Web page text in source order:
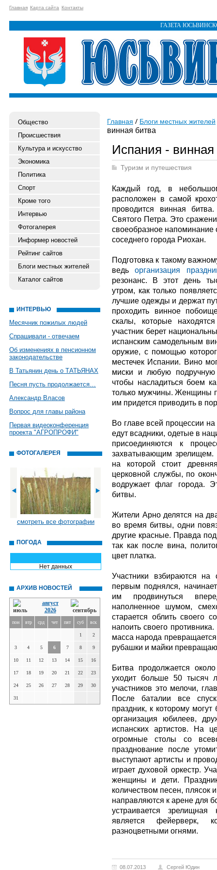
Главная Карта сайта Контакты
ГАЗЕТА
Общество
Происшествия
Культура и искусство
Экономика
Политика
Спорт
Кроме того
Интервью
Фотогалерея
Информер новостей
Рейтинг сайтов
Блоги местных жителей
Каталог сайтов
ИНТЕРВЬЮ
Месячник пожилых людей
Спрашивали - отвечаем
Об изменениях в пенсионном
законодательстве
В Татьянин день о ТАТЬЯНАХ
Песня пусть продолжается…
Александр Власов
Вопрос для главы района
Первая видеоконференция
проекта "АГРОПРОФИ"
ФОТОГАЛЕРЕЯ
смотреть все фотографии
ПОГОДА
Нет данных
АРХИВ НОВОСТЕЙ
август
2026
пон втр срд чет пят суб вск
1 2
3 4 5 6 7 8 9
10 11 12 13 14 15 16
17 18 19 20 21 22 23
24 25 26 27 28 29 30
31
Главная Блоги местных жителей
винная битва
Испания - винная
Туризм и путешествия
Каждый год, в
расположен в самой
проводится винная
Святого Петра. Это
своеобразное
соседнего города Риохан.
Подготовка к такому
ведьорганизация
резонанс. В этот день
утром, как только
лучшие одежды и держат
проходить винное
скалы, которые
участник берет
испанским самодельным
оружие, с помощью
местечек Испании. Вино
миски и любую подручную
чтобы насладиться боем
только мужчины. Женщины
им придется приводить в
Во главе всей процессии
едут всадники, одетые в
присоединяются к
захватывающим
на которой стоит
церковной службы, по
водружает флаг города.
битвы.
Жители Арно делятся на
во время битвы, одни
другие красные. Правда
так как после вина,
цвет платка.
Участники взбираются на
первым поднялся,
им продвинуться
наполненное шумом,
старается облить своего
напоить своего
масса народа
рубашки и майки
Битва продолжается
уходит больше 50 тысяч
участников это мелочи,
После баталии все
праздник, к которому
организация юбилеев,
испанских артистов. На
огромные столы со
празднование после
выступают артисты и
играет духовой оркестр.
женщины и дети.
количеством песен, плясок
направляются к арене для
устраивается
является фейерверк,
разноцветными огнями.
08.07.2013 Сергей Юдин